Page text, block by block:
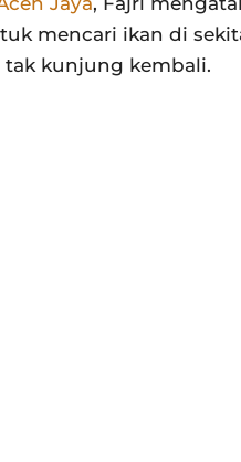
mencari ikan di
kunjung kembali.